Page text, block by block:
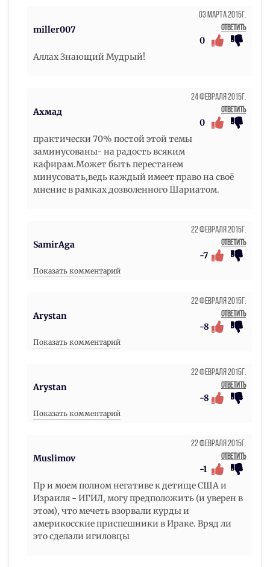
miller007
03 Марта 2015г.
Ответить
0
Аллах Знающий Мудрый!
Ахмад
24 Февраля 2015г.
Ответить
0
практически 70% постой этой темы
заминусованы- на радость всяким
кафирам.Может быть перестанем
минусовать,ведь каждый имеет право на своё
мнение в рамках дозволенного Шариатом.
SamirAga
22 Февраля 2015г.
Ответить
-7
Показать комментарий
Arystan
22 Февраля 2015г.
Ответить
-8
Показать комментарий
Arystan
22 Февраля 2015г.
Ответить
-8
Показать комментарий
Muslimov
22 Февраля 2015г.
Ответить
-1
Пр и моем полном негативе к детище США и
Израиля - ИГИЛ, могу предположить (и уверен в
этом), что мечеть взорвали курды и
америкосские приспешники в Ираке. Вряд ли
это сделали игиловцы